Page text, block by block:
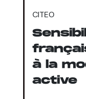
CITEO
à la
active